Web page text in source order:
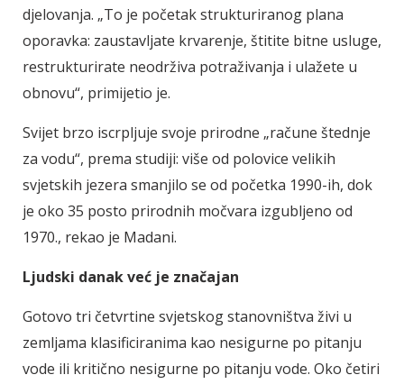
djelovanja. „To je početak strukturiranog plana
oporavka: zaustavljate krvarenje, štitite bitne usluge,
restrukturirate neodrživa potraživanja i ulažete u
obnovu“, primijetio je.
Svijet brzo iscrpljuje svoje prirodne „račune štednje
za vodu“, prema studiji: više od polovice velikih
svjetskih jezera smanjilo se od početka 1990-ih, dok
je oko 35 posto prirodnih močvara izgubljeno od
1970., rekao je Madani.
Ljudski danak već je značajan
Gotovo tri četvrtine svjetskog stanovništva živi u
zemljama klasificiranima kao nesigurne po pitanju
vode ili kritično nesigurne po pitanju vode. Oko četiri